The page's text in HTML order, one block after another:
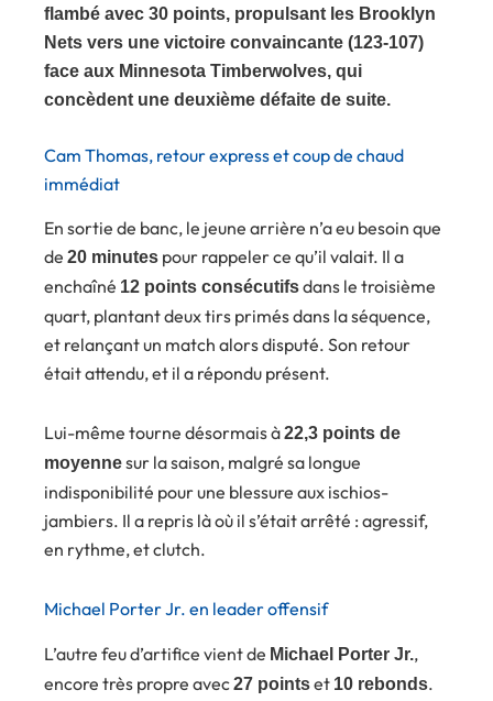
flambé avec 30 points, propulsant les Brooklyn
Nets vers une victoire convaincante (123-107)
face aux Minnesota Timberwolves, qui
concèdent une deuxième défaite de suite.
Cam Thomas, retour express et coup de chaud
immédiat
En sortie de banc, le jeune arrière n’a eu besoin que
de 20 minutes pour rappeler ce qu’il valait. Il a
enchaîné 12 points consécutifsdans le troisième
quart, plantant deux tirs primés dans la séquence,
et relançant un match alors disputé. Son retour
était attendu, et il a répondu présent.
Lui-même tourne désormais à22,3 points de
moyennesur la saison, malgré sa longue
indisponibilité pour une blessure aux ischios-
jambiers. Il a repris là où il s’était arrêté : agressif,
en rythme, et clutch.
Michael Porter Jr. en leader offensif
L’autre feu d’artifice vient de Michael Porter Jr.,
encore très propre avec27 pointset 10 rebonds.